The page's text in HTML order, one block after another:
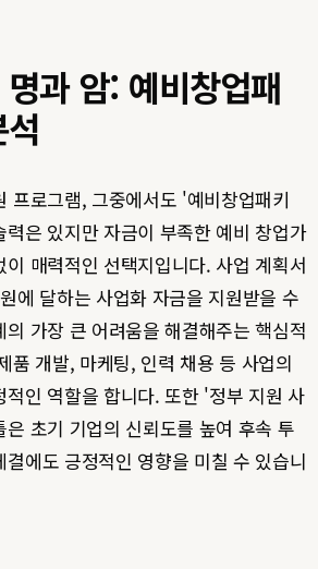
과 암: 예비창업패
프로그램, 그중에서도 '예비창업패키
은 있지만 자금이 부족한 예비 창업가
매력적인 선택지입니다. 사업 계획서
에 달하는 사업화 자금을 지원받을 수
가장 큰 어려움을 해결해주는 핵심적
품 개발, 마케팅, 인력 채용 등 사업의
적인 역할을 합니다. 또한 '정부 지원 사
초기 기업의 신뢰도를 높여 후속 투
에도 긍정적인 영향을 미칠 수 있습니